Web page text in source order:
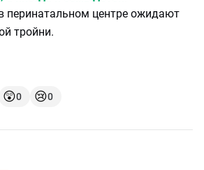
перинатальном центре ожидают
тройни.
😲0 😢0